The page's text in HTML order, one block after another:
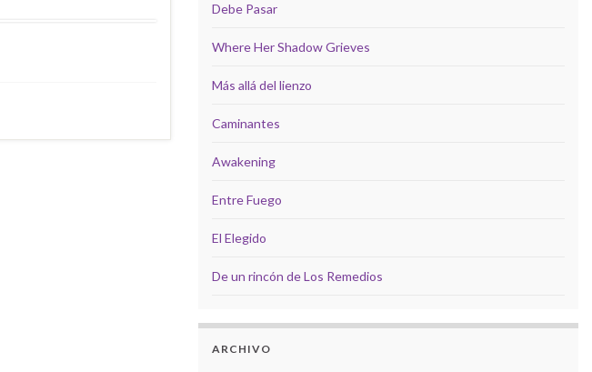
Debe Pasar
Where Her Shadow Grieves
Más allá del lienzo
Caminantes
Awakening
Entre Fuego
El Elegido
De un rincón de Los Remedios
ARCHIVO